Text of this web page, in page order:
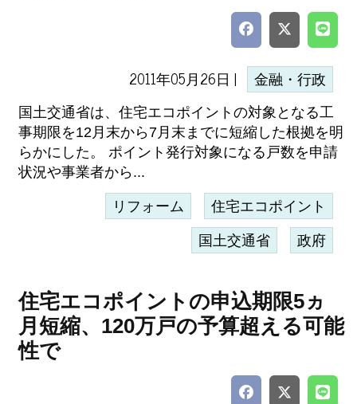
2011年05月26日 | 金融・行政
国土交通省は、住宅エコポイントの対象となる工
事期限を12月末から7月末までに短縮した根拠を明
らかにした。 ポイント発行対象になる戸数を申請
状況や事業者から...
リフォーム 住宅エコポイント
国土交通省 政府
住宅エコポイントの申込期限5ヵ
月短縮、120万戸の予算超える可能
性で